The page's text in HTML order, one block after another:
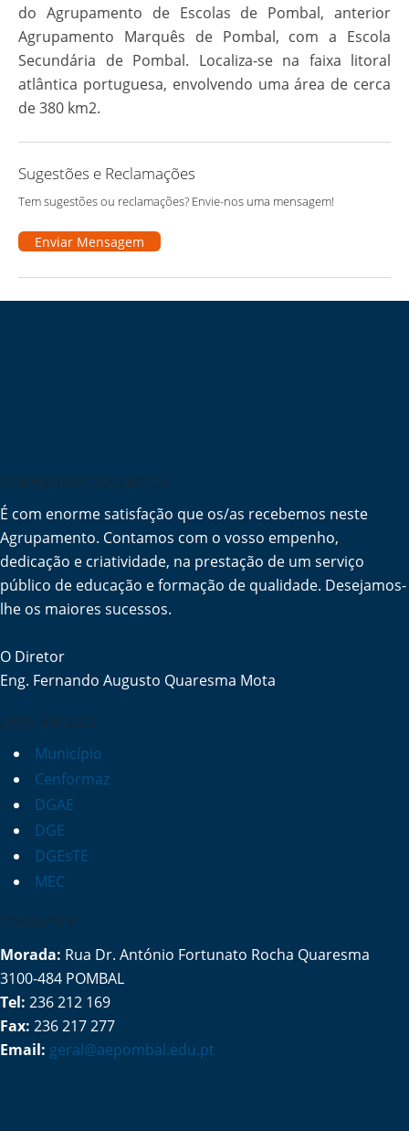
do Agrupamento de Escolas de Pombal, anterior
Agrupamento Marquês de Pombal, com a Escola
Secundária de Pombal. Localiza-se na faixa litoral
atlântica portuguesa, envolvendo uma área de cerca
de 380 km2.
Sugestões e Reclamações
Tem sugestões ou reclamações? Envie-nos uma mensagem!
Enviar Mensagem
A MENSAGEM DO DIRETOR
É com enorme satisfação que os/as recebemos neste
Agrupamento. Contamos com o vosso empenho,
dedicação e criatividade, na prestação de um serviço
público de educação e formação de qualidade. Desejamos-
lhe os maiores sucessos.
O Diretor
Eng. Fernando Augusto Quaresma Mota
LINKS RÁPIDOS
Município
Cenformaz
DGAE
DGE
DGEsTE
MEC
CONTACTOS
Morada: Rua Dr. António Fortunato Rocha Quaresma
3100-484 POMBAL
Tel: 236 212 169
Fax: 236 217 277
Email: geral@aepombal.edu.pt